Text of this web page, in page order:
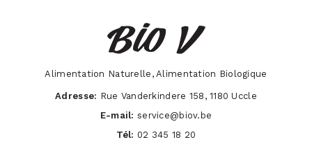
Alimentation Naturelle, Alimentation Biologique
Adresse: Rue Vanderkindere 158, 1180 Uccle
E-mail: service@biov.be
Tél: 02 345 18 20